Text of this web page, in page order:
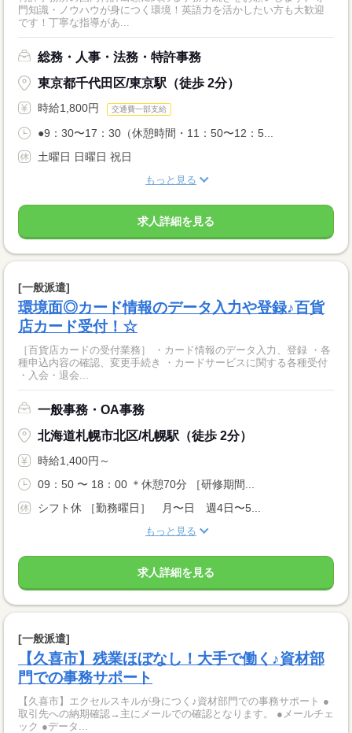
門知識・ノウハウが身につく環境！英語力を活かしたい方も大歓迎
です！丁寧な指導があ...
総務・人事・法務・特許事務
東京都千代田区/東京駅（徒歩 2分）
時給1,800円 交通費一部支給
●9：30〜17：30（休憩時間・11：50〜12：5...
土曜日 日曜日 祝日
もっと見る
求人詳細を見る
[一般派遣]
環境面◎カード情報のデータ入力や登録♪百貨
店カード受付！☆
［百貨店カードの受付業務］ ・カード情報のデータ入力、登録 ・各
種申込内容の確認、変更手続き ・カードサービスに関する各種受付
・入会・退会...
一般事務・OA事務
北海道札幌市北区/札幌駅（徒歩 2分）
時給1,400円～
09：50 〜 18：00 ＊休憩70分 ［研修期間...
シフト休 ［勤務曜日］ 月〜日 週4日〜5...
もっと見る
求人詳細を見る
[一般派遣]
【久喜市】残業ほぼなし！大手で働く♪資材部
門での事務サポート
【久喜市】エクセルスキルが身につく♪資材部門での事務サポート ●
取引先への納期確認→主にメールでの確認となります。 ●メールチェ
ック ●データ...